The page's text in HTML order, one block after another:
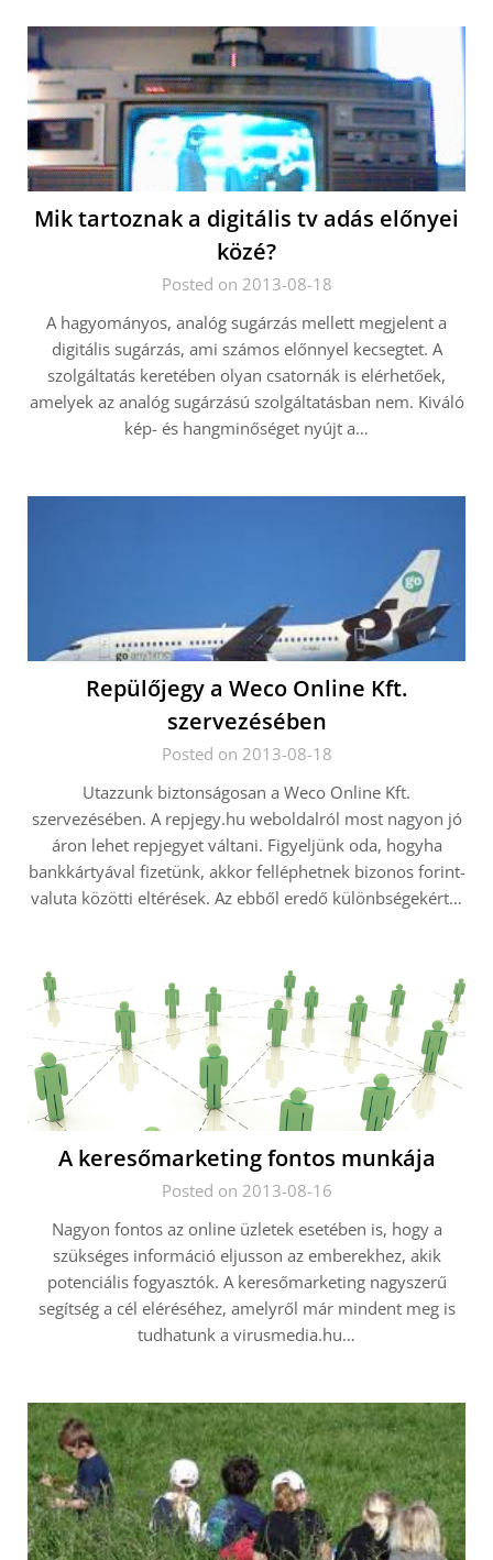
Mik tartoznak a digitális tv adás előnyei
közé?
Posted on 2013-08-18
A hagyományos, analóg sugárzás mellett megjelent a
digitális sugárzás, ami számos előnnyel kecsegtet. A
szolgáltatás keretében olyan csatornák is elérhetőek,
amelyek az analóg sugárzású szolgáltatásban nem. Kiváló
kép- és hangminőséget nyújt a…
Repülőjegy a Weco Online Kft.
szervezésében
Posted on 2013-08-18
Utazzunk biztonságosan a Weco Online Kft.
szervezésében. A repjegy.hu weboldalról most nagyon jó
áron lehet repjegyet váltani. Figyeljünk oda, hogyha
bankkártyával fizetünk, akkor felléphetnek bizonos forint-
valuta közötti eltérések. Az ebből eredő különbségekért…
A keresőmarketing fontos munkája
Posted on 2013-08-16
Nagyon fontos az online üzletek esetében is, hogy a
szükséges információ eljusson az emberekhez, akik
potenciális fogyasztók. A keresőmarketing nagyszerű
segítség a cél eléréséhez, amelyről már mindent meg is
tudhatunk a virusmedia.hu…